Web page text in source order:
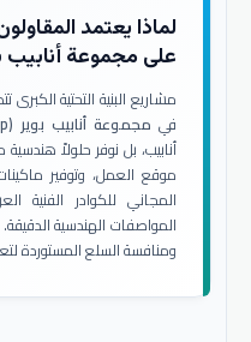
لماذا يعتمد
على مجموعة أنابيب
مشاريع البنية التحتية
في مجموعة أنابيب بوير (Bwer Pipes Group)
أنابيب، بل نوفر حلولاً
موقع العمل، وتوفير
المجاني للكوادر الفنية
المواصفات الهندسية
ومنافسة السلع المستوردة